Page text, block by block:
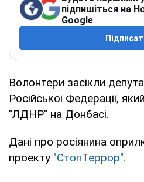
підпишіться на
Google
Волонтери засікли
Російської Федерації,
"ЛДНР" на Донбасі.
Дані про росіянина
проекту "СтопТеррор".